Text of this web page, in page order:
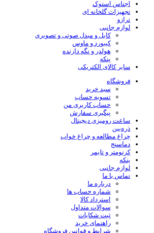
اجناس استوک
تجهیزات گلخانه ای
ترازو
لوازم جانبی
کابل و مبدل صوتی و تصویری
کیبورد و ماوس
هولدر و نگه دارنده
پنکه
سایر کالای الکتریکی
فروشگاه
سبد خرید
تسویه حساب
حساب کاربری من
پیگیری سفارش
ساعت‌ رومیزی دیجیتال
ذره‌بین‌
چراغ مطالعه و چراغ خواب
دماسنج‌
کرنومتر و تایمر
پنکه
لوازم جانبی
تماس با ما
درباره ما
شماره حساب ها
استرداد کالا
سوالات متداول
ثبت شکایات
راهنمای خرید
شرایط و قوانین فروشگاه